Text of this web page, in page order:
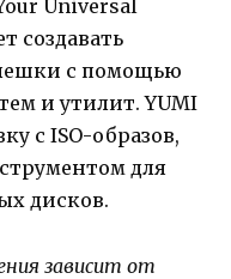
Universal
создавать
с помощью
и утилит. YUMI
с ISO-образов,
для
дисков.
зависит от